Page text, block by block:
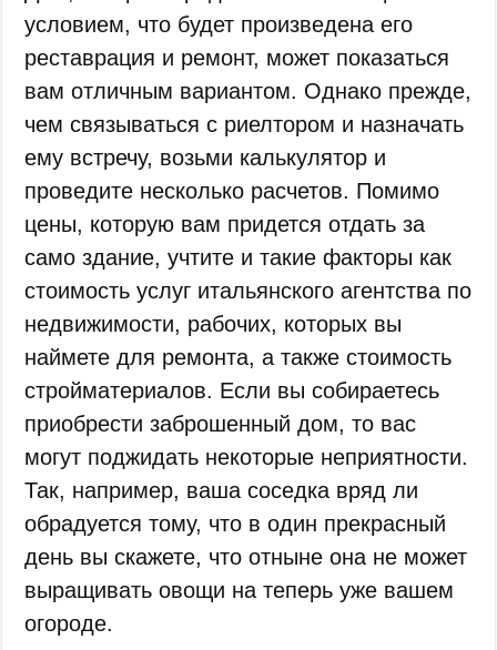
условием, что будет произведена его
реставрация и ремонт, может показаться
вам отличным вариантом. Однако прежде,
чем связываться с риелтором и назначать
ему встречу, возьми калькулятор и
проведите несколько расчетов. Помимо
цены, которую вам придется отдать за
само здание, учтите и такие факторы как
стоимость услуг итальянского агентства по
недвижимости, рабочих, которых вы
наймете для ремонта, а также стоимость
стройматериалов. Если вы собираетесь
приобрести заброшенный дом, то вас
могут поджидать некоторые неприятности.
Так, например, ваша соседка вряд ли
обрадуется тому, что в один прекрасный
день вы скажете, что отныне она не может
выращивать овощи на теперь уже вашем
огороде.